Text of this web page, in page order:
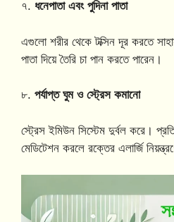
৭. ধনেপাতা এবং পুদিনা পাতা
এগুলো শরীর থেকে টক্সিন দূর করতে
পাতা দিয়ে তৈরি চা পান করতে পারেন।
৮. পর্যাপ্ত ঘুম ও স্ট্রেস কমানো
স্ট্রেস ইমিউন সিস্টেম দুর্বল করে।
মেডিটেশন করলে রক্তের এলার্জি